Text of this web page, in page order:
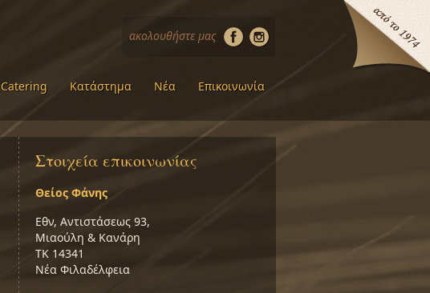
ακολουθήστε μας
Catering Κατάστημα Νέα Επικοινωνία
Στοιχεία επικοινωνίας
Θείος Φάνης
Εθν, Αντιστάσεως 93,
Μιαούλη & Κανάρη
ΤΚ 14341
Νέα Φιλαδέλφεια